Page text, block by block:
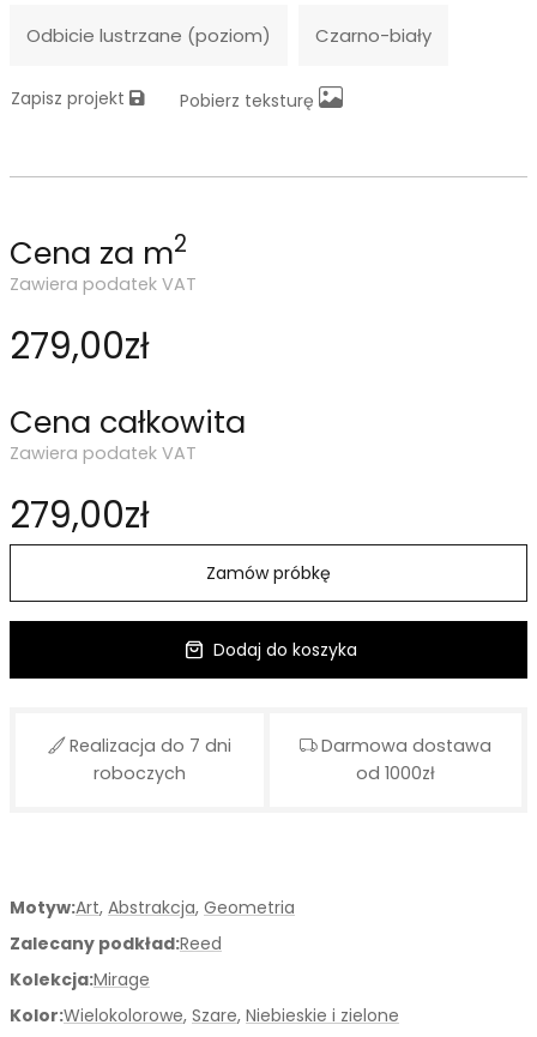
Motyw:Art, Abstrakcja, Geometria
Zalecany podkład:Reed
Kolekcja:Mirage
Kolor:Wielokolorowe, Szare, Niebieskie i zielone
Odbicie lustrzane (poziom) Czarno-biały
Zapisz projekt Pobierz teksturę
Cena za m2
Zawiera podatek VAT
279,00zł
Cena całkowita
Zawiera podatek VAT
279,00zł
Zamów próbkę
Dodaj do koszyka
Realizacja do 7 dni
roboczych
Darmowa dostawa
od 1000zł